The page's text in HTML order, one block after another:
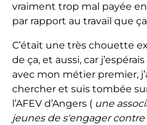
vraiment trop mal payée
par rapport au travail que
C’était une très chouette
de ça, et aussi, car
avec mon métier premier,
chercher et suis tombée
l’AFEV d’Angers ( une
jeunes de s'engager contre